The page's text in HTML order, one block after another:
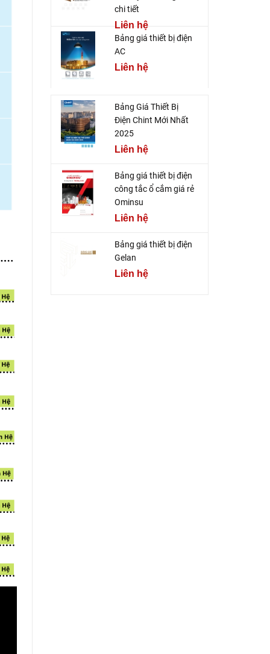
chi tiết
Liên hệ
Bảng giá thiết bị điện
AC
Liên hệ
Bảng Giá Thiết Bị
Điện Chint Mới Nhất
2025
Liên hệ
Bảng giá thiết bị điện
công tắc ổ cắm giá rẻ
Ominsu
Liên hệ
Bảng giá thiết bị điện
Gelan
Liên hệ